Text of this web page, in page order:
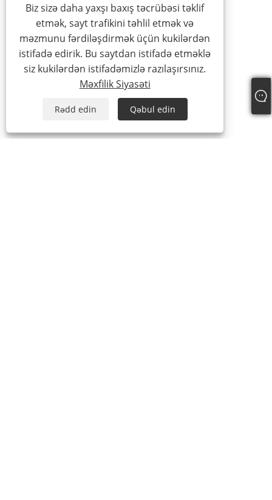
Biz sizə daha yaxşı baxış təcrübəsi təklif
etmək, sayt trafikini təhlil etmək və
məzmunu fərdiləşdirmək üçün kukilərdən
istifadə edirik. Bu saytdan istifadə etməklə
siz kukilərdən istifadəmizlə razılaşırsınız.
Məxfilik Siyasəti
Rədd edin Qəbul edin